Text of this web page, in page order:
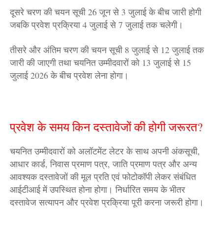
दूसरे चरण की चयन सूची 26 जून से 3 जुलाई के बीच जारी होगी
जबकि प्रवेश प्रक्रिया 4 जुलाई से 7 जुलाई तक चलेगी।
तीसरे और अंतिम चरण की चयन सूची 8 जुलाई से 12 जुलाई तक
जारी की जाएगी तथा चयनित उम्मीदवारों को 13 जुलाई से 15
जुलाई 2026 के बीच प्रवेश लेना होगा।
प्रवेश के समय किन दस्तावेजों की होगी जरूरत?
चयनित उम्मीदवारों को अलॉटमेंट लेटर के साथ अपनी अंकसूची,
आधार कार्ड, निवास प्रमाण पत्र, जाति प्रमाण पत्र और अन्य
आवश्यक दस्तावेजों की मूल प्रति एवं फोटोकॉपी लेकर संबंधित
आईटीआई में उपस्थित होना होगा। निर्धारित समय के भीतर
दस्तावेज सत्यापन और प्रवेश प्रक्रिया पूरी करना जरूरी होगा।